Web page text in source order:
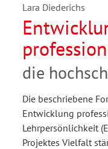
Lara Diederichs
die
Die beschriebene
Entwicklung
Lehrpersönlichkeit
Projektes Vielfalt